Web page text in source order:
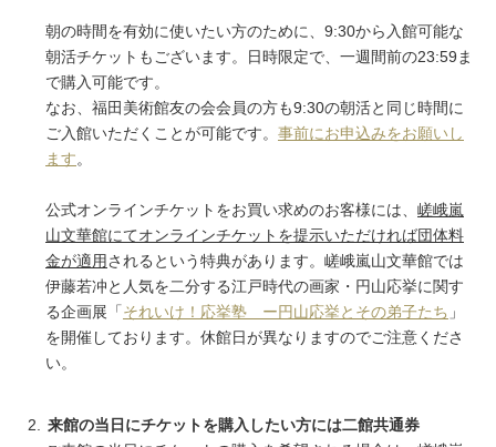
朝の時間を有効に使いたい方のために、9:30から入館可能な
朝活チケットもございます。日時限定で、一週間前の23:59ま
で購入可能です。
なお、福田美術館友の会会員の方も9:30の朝活と同じ時間に
ご入館いただくことが可能です。 事前にお申込みをお願いし
ます。
公式オンラインチケットをお買い求めのお客様には、 嵯峨嵐
山文華館にてオンラインチケットを提示いただければ団体料
金が適用されるという特典があります。嵯峨嵐山文華館では
伊藤若冲と人気を二分する江戸時代の画家・円山応挙に関す
る企画展「それいけ！応挙塾 ー円山応挙とその弟子たち 」
を開催しております。休館日が異なりますのでご注意くださ
い。
来館の当日にチケットを購入したい方には二館共通券